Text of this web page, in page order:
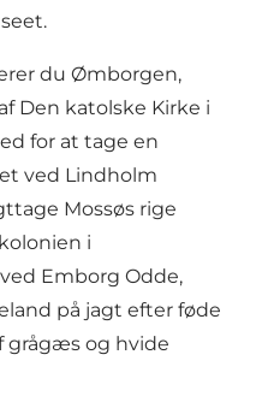
du Ømborgen,
Den katolske Kirke i
for at tage en
ved Lindholm
Mossøs rige
i
Emborg Odde,
på jagt efter føde
grågæs og hvide